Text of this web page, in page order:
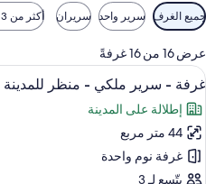
عوامل
التصفية
المتاحة
للغرف
جميع الغرف سرير واحد سريران أكثر من 3 أسرّة
عرض 16 من 16 غرفةً
استعراض
جميع
صور
غرفة
-
سرير
8
غرفة - سرير ملكي - منظر للمدينة
إطلالة على المدينة
44 متر مربع
غرفة نوم واحدة
يتّسع لـ 3